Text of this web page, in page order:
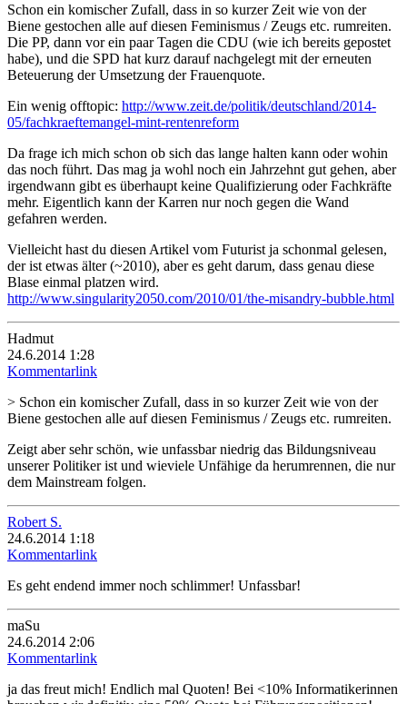
Schon ein komischer Zufall, dass in so kurzer Zeit wie von der
Biene gestochen alle auf diesen Feminismus / Zeugs etc. rumreiten.
Die PP, dann vor ein paar Tagen die CDU (wie ich bereits gepostet
habe), und die SPD hat kurz darauf nachgelegt mit der erneuten
Beteuerung der Umsetzung der Frauenquote.
Ein wenig offtopic: http://www.zeit.de/politik/deutschland/2014-
05/fachkraeftemangel-mint-rentenreform
Da frage ich mich schon ob sich das lange halten kann oder wohin
das noch führt. Das mag ja wohl noch ein Jahrzehnt gut gehen, aber
irgendwann gibt es überhaupt keine Qualifizierung oder Fachkräfte
mehr. Eigentlich kann der Karren nur noch gegen die Wand
gefahren werden.
Vielleicht hast du diesen Artikel vom Futurist ja schonmal gelesen,
der ist etwas älter (~2010), aber es geht darum, dass genau diese
Blase einmal platzen wird.
http://www.singularity2050.com/2010/01/the-misandry-bubble.html
Hadmut
24.6.2014 1:28
Kommentarlink
> Schon ein komischer Zufall, dass in so kurzer Zeit wie von der
Biene gestochen alle auf diesen Feminismus / Zeugs etc. rumreiten.
Zeigt aber sehr schön, wie unfassbar niedrig das Bildungsniveau
unserer Politiker ist und wieviele Unfähige da herumrennen, die nur
dem Mainstream folgen.
Robert S.
24.6.2014 1:18
Kommentarlink
Es geht endend immer noch schlimmer! Unfassbar!
maSu
24.6.2014 2:06
Kommentarlink
ja das freut mich! Endlich mal Quoten! Bei <10% Informatikerinnen